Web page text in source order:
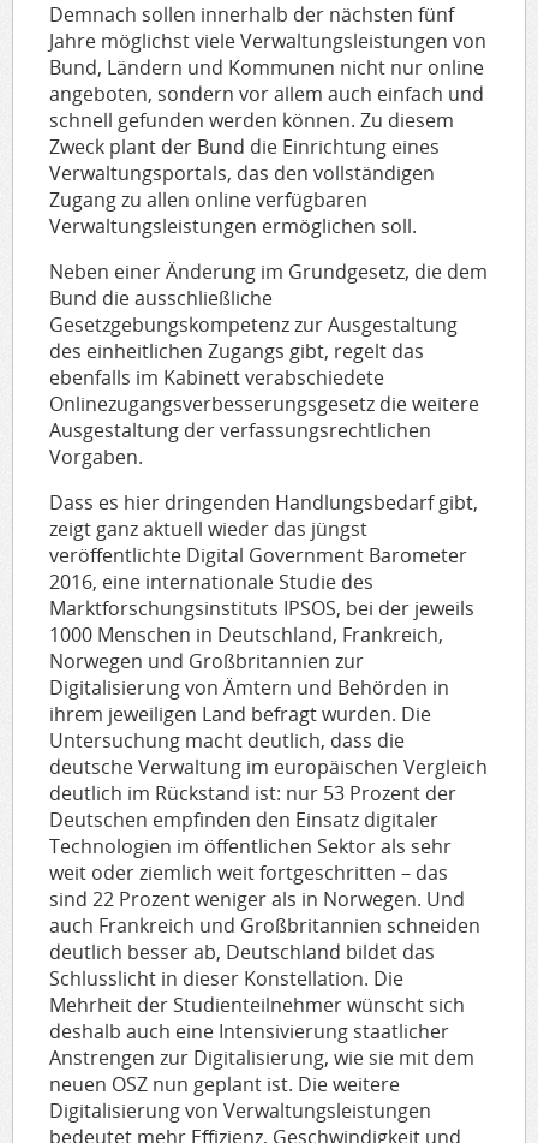
Demnach sollen innerhalb der nächsten fünf
Jahre möglichst viele Verwaltungsleistungen von
Bund, Ländern und Kommunen nicht nur online
angeboten, sondern vor allem auch einfach und
schnell gefunden werden können. Zu diesem
Zweck plant der Bund die Einrichtung eines
Verwaltungsportals, das den vollständigen
Zugang zu allen online verfügbaren
Verwaltungsleistungen ermöglichen soll.
Neben einer Änderung im Grundgesetz, die dem
Bund die ausschließliche
Gesetzgebungskompetenz zur Ausgestaltung
des einheitlichen Zugangs gibt, regelt das
ebenfalls im Kabinett verabschiedete
Onlinezugangsverbesserungsgesetz die weitere
Ausgestaltung der verfassungsrechtlichen
Vorgaben.
Dass es hier dringenden Handlungsbedarf gibt,
zeigt ganz aktuell wieder das jüngst
veröffentlichte Digital Government Barometer
2016, eine internationale Studie des
Marktforschungsinstituts IPSOS, bei der jeweils
1000 Menschen in Deutschland, Frankreich,
Norwegen und Großbritannien zur
Digitalisierung von Ämtern und Behörden in
ihrem jeweiligen Land befragt wurden. Die
Untersuchung macht deutlich, dass die
deutsche Verwaltung im europäischen Vergleich
deutlich im Rückstand ist: nur 53 Prozent der
Deutschen empfinden den Einsatz digitaler
Technologien im öffentlichen Sektor als sehr
weit oder ziemlich weit fortgeschritten – das
sind 22 Prozent weniger als in Norwegen. Und
auch Frankreich und Großbritannien schneiden
deutlich besser ab, Deutschland bildet das
Schlusslicht in dieser Konstellation. Die
Mehrheit der Studienteilnehmer wünscht sich
deshalb auch eine Intensivierung staatlicher
Anstrengen zur Digitalisierung, wie sie mit dem
neuen OSZ nun geplant ist. Die weitere
Digitalisierung von Verwaltungsleistungen
bedeutet mehr Effizienz, Geschwindigkeit und